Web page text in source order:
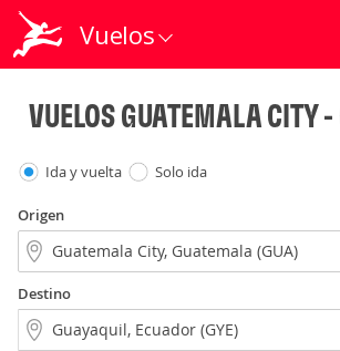
Vuelos
VUELOS GUATEMALA CITY
Ida y vuelta Solo ida
Origen
Destino